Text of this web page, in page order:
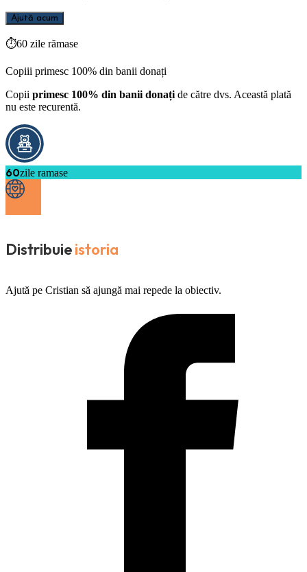
Ajută acum
⏱60 zile rămase
Copiii primesc 100% din banii donați
Copii primesc 100% din banii donați de către dvs. Această plată
nu este recurentă.
60zile ramase
Distribuieistoria
Ajută pe Cristian să ajungă mai repede la obiectiv.